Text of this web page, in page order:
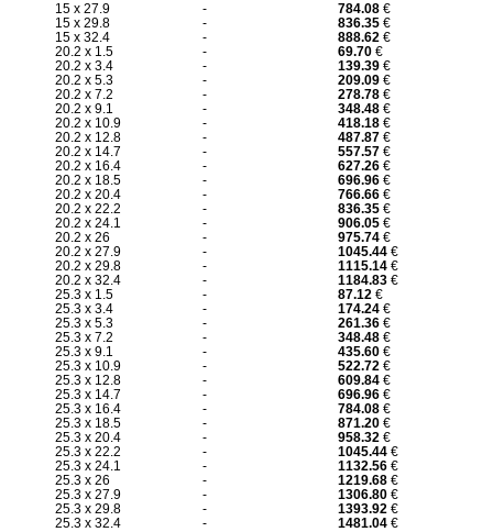
15 x 27.9
- 784.08€
15 x 29.8
- 836.35€
15 x 32.4
- 888.62€
20.2 x 1.5
- 69.70€
20.2 x 3.4
- 139.39€
20.2 x 5.3
- 209.09€
20.2 x 7.2
- 278.78€
20.2 x 9.1
- 348.48€
20.2 x 10.9
- 418.18€
20.2 x 12.8
- 487.87€
20.2 x 14.7
- 557.57€
20.2 x 16.4
- 627.26€
20.2 x 18.5
- 696.96€
20.2 x 20.4
- 766.66€
20.2 x 22.2
- 836.35€
20.2 x 24.1
- 906.05€
20.2 x 26
- 975.74€
20.2 x 27.9
- 1045.44€
20.2 x 29.8
- 1115.14€
20.2 x 32.4
- 1184.83€
25.3 x 1.5
- 87.12€
25.3 x 3.4
- 174.24€
25.3 x 5.3
- 261.36€
25.3 x 7.2
- 348.48€
25.3 x 9.1
- 435.60€
25.3 x 10.9
- 522.72€
25.3 x 12.8
- 609.84€
25.3 x 14.7
- 696.96€
25.3 x 16.4
- 784.08€
25.3 x 18.5
- 871.20€
25.3 x 20.4
- 958.32€
25.3 x 22.2
- 1045.44€
25.3 x 24.1
- 1132.56€
25.3 x 26
- 1219.68€
25.3 x 27.9
- 1306.80€
25.3 x 29.8
- 1393.92€
25.3 x 32.4
- 1481.04€